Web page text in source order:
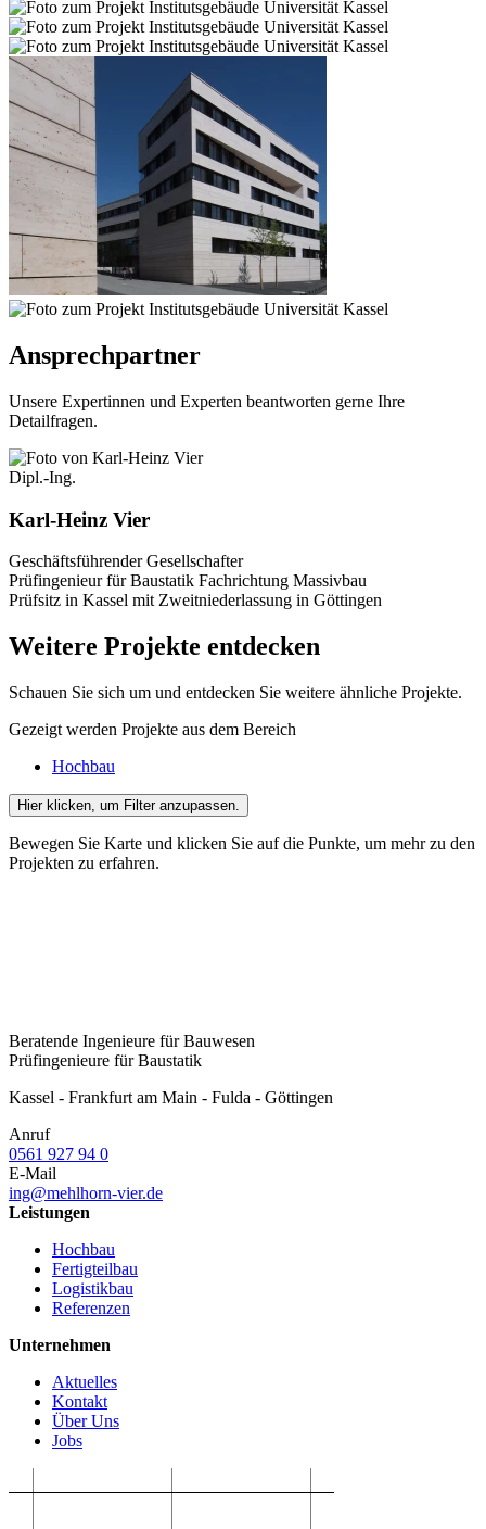
Ansprechpartner
Unsere Expertinnen und Experten beantworten gerne Ihre
Detailfragen.
Dipl.-Ing.
Karl-Heinz Vier
Geschäftsführender Gesellschafter
Prüfingenieur für Baustatik Fachrichtung Massivbau
Prüfsitz in Kassel mit Zweitniederlassung in Göttingen
Weitere Projekte entdecken
Schauen Sie sich um und entdecken Sie weitere ähnliche Projekte.
Gezeigt werden Projekte aus dem Bereich
Hochbau
Hier klicken, um Filter anzupassen.
Bewegen Sie Karte und klicken Sie auf die Punkte, um mehr zu den
Projekten zu erfahren.
Beratende Ingenieure für Bauwesen
Prüfingenieure für Baustatik
Kassel - Frankfurt am Main - Fulda - Göttingen
Anruf
0561 927 94 0
E-Mail
ing@mehlhorn-vier.de
Leistungen
Hochbau
Fertigteilbau
Logistikbau
Referenzen
Unternehmen
Aktuelles
Kontakt
Über Uns
Jobs